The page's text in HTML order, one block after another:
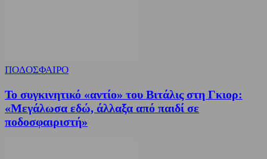
ΠΟΔΟΣΦΑΙΡΟ
Το συγκινητικό «αντίο» του Βιτάλις στη Γκιορ:
«Μεγάλωσα εδώ, άλλαξα από παιδί σε
ποδοσφαιριστή»